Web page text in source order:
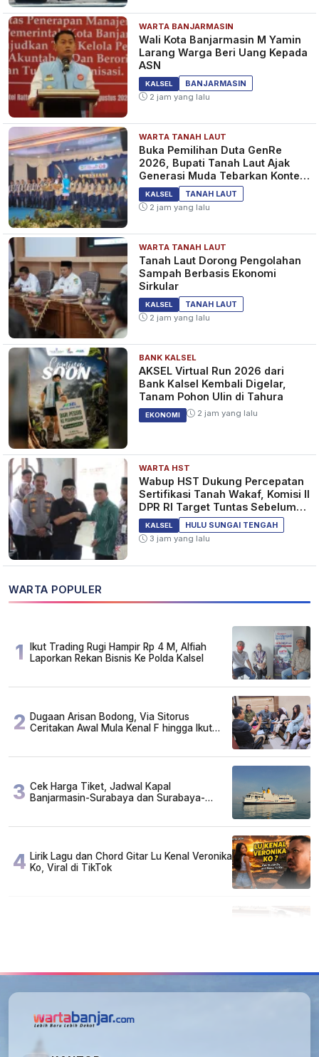
WARTA BANJARMASIN
Wali Kota Banjarmasin M Yamin
Larang Warga Beri Uang Kepada
ASN
KALSEL
BANJARMASIN
2 jam yang lalu
WARTA TANAH LAUT
Buka Pemilihan Duta GenRe
2026, Bupati Tanah Laut Ajak
Generasi Muda Tebarkan Konten
Edukasi Positif
KALSEL
TANAH LAUT
2 jam yang lalu
WARTA TANAH LAUT
Tanah Laut Dorong Pengolahan
Sampah Berbasis Ekonomi
Sirkular
KALSEL
TANAH LAUT
2 jam yang lalu
BANK KALSEL
AKSEL Virtual Run 2026 dari
Bank Kalsel Kembali Digelar,
Tanam Pohon Ulin di Tahura
EKONOMI 2 jam yang lalu
WARTA HST
Wabup HST Dukung Percepatan
Sertifikasi Tanah Wakaf, Komisi II
DPR RI Target Tuntas Sebelum
2029
KALSEL
HULU SUNGAI TENGAH
3 jam yang lalu
WARTA POPULER
1
Ikut Trading Rugi Hampir Rp 4 M, Alfiah
Laporkan Rekan Bisnis Ke Polda Kalsel
2 Dugaan Arisan Bodong, Via Sitorus
Ceritakan Awal Mula Kenal F hingga Ikut
3 Cek Harga Tiket, Jadwal Kapal
Banjarmasin-Surabaya dan Surabaya-
4 Lirik Lagu dan Chord Gitar Lu Kenal Veronika
Ko, Viral di TikTok